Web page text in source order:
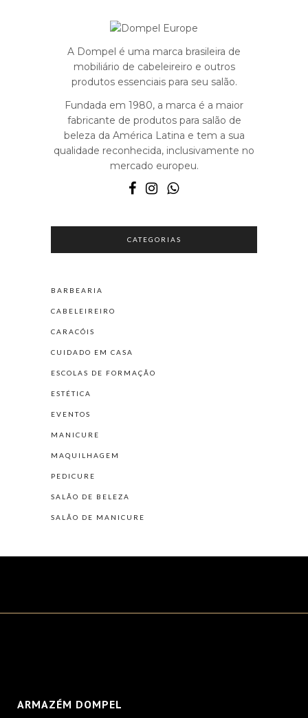
A Dompel é uma marca brasileira de
mobiliário de cabeleireiro e outros
produtos essenciais para seu salão.
Fundada em 1980, a marca é a maior
fabricante de produtos para salão de
beleza da América Latina e tem a sua
qualidade reconhecida, inclusivamente no
mercado europeu.
CATEGORIAS
BARBEARIA
CABELEIREIRO
CARACÓIS
CUIDADO EM CASA
ESCOLAS DE FORMAÇÃO
ESTÉTICA
EVENTOS
MANICURE
MAQUILHAGEM
PEDICURE
SALÃO DE BELEZA
SALÃO DE MANICURE
ARMAZÉM DOMPEL